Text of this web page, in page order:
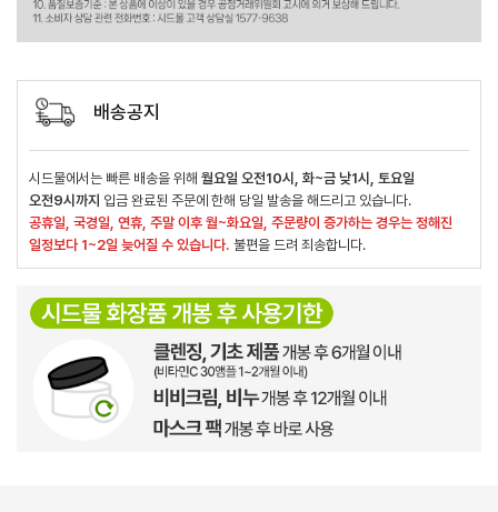
배송공지
시드물에서는 빠른 배송을 위해 월요일 오전10시, 화~금 낮1시, 토요일
오전9시까지 입금 완료된 주문에 한해 당일 발송을 해드리고 있습니다.
공휴일, 국경일, 연휴, 주말 이후 월~화요일, 주문량이 증가하는 경우는 정해진
일정보다 1~2일 늦어질 수 있습니다. 불편을 드려 죄송합니다.